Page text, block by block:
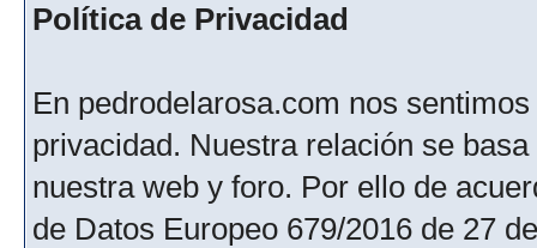
Política de Privacidad
En pedrodelarosa.com nos
privacidad. Nuestra relación se
nuestra web y foro. Por ello de
de Datos Europeo 679/2016 de 27